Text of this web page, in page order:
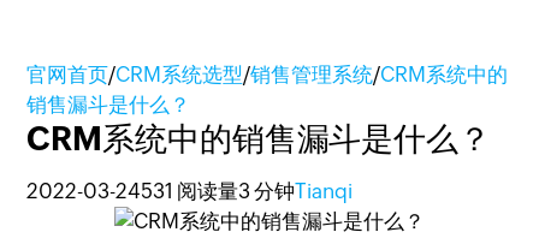
官网首页/CRM系统选型/销售管理系统/CRM系统中的
销售漏斗是什么？
CRM系统中的销售漏斗是什么？
2022-03-24531 阅读量3 分钟Tianqi